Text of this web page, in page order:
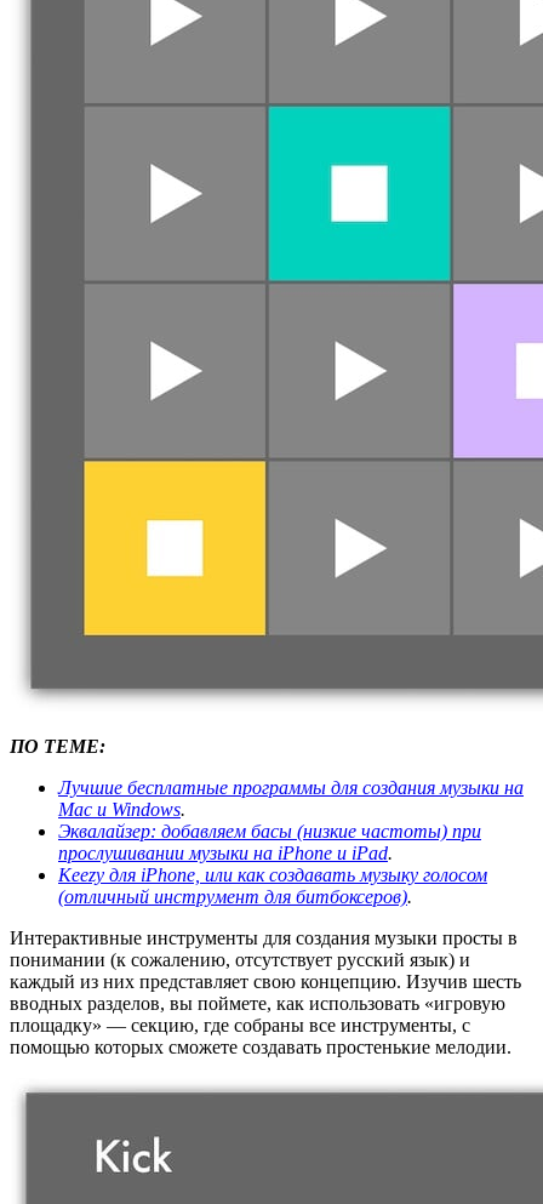
ПО ТЕМЕ:
Лучшие бесплатные программы для создания музыки на
Mac и Windows.
Эквалайзер: добавляем басы (низкие частоты) при
прослушивании музыки на iPhone и iPad.
Keezy для iPhone, или как создавать музыку голосом
(отличный инструмент для битбоксеров).
Интерактивные инструменты для создания музыки просты в
понимании (к сожалению, отсутствует русский язык) и
каждый из них представляет свою концепцию. Изучив шесть
вводных разделов, вы поймете, как использовать «игровую
площадку» — секцию, где собраны все инструменты, с
помощью которых сможете создавать простенькие мелодии.